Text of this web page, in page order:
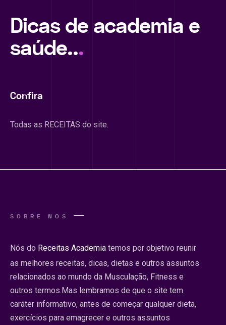
Dicas de academia e
saúde...
Confira
Todas as RECEITAS do site.
SOBRE NÓS
Nós do Receitas Academia temos por objetivo reunir
as melhores receitas, dicas, dietas e outros assuntos
relacionados ao mundo da Musculação, Fitness e
outros termos.Mas lembramos de que o site tem
caráter informativo, antes de começar qualquer dieta,
exercícios para emagrecer e outros assuntos